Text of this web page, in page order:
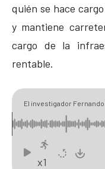
quién se hace
y mantiene
cargo de la
rentable.
El investigador
biogás como "una
x1